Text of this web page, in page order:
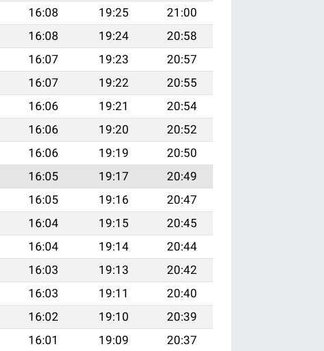
16:08 19:25
21:00
16:08 19:24
20:58
16:07 19:23
20:57
16:07 19:22
20:55
16:06 19:21
20:54
16:06 19:20
20:52
16:06 19:19
20:50
16:05 19:17
20:49
16:05 19:16
20:47
16:04 19:15
20:45
16:04 19:14
20:44
16:03 19:13
20:42
16:03 19:11
20:40
16:02 19:10
20:39
16:01 19:09
20:37